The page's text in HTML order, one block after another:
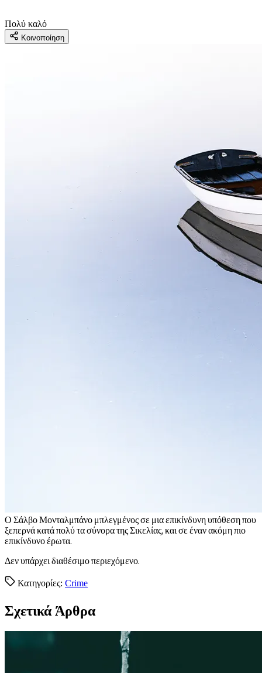
Πολύ καλό
Κοινοποίηση
Ο Σάλβο Μονταλμπάνο μπλεγμένος σε μια επικίνδυνη υπόθεση που
ξεπερνά κατά πολύ τα σύνορα της Σικελίας, και σε έναν ακόμη πιο
επικίνδυνο έρωτα.
Δεν υπάρχει διαθέσιμο περιεχόμενο.
Κατηγορίες: Crime
Σχετικά Άρθρα